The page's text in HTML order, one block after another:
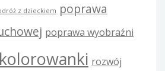
z dzieckiem poprawa
poprawa wyobraźni
rozwój